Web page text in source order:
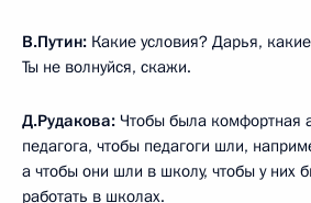
В.Путин: Какие условия? Дарья,
Ты не волнуйся, скажи.
Д.Рудакова: Чтобы была комфортная
педагога, чтобы педагоги шли,
а чтобы они шли в школу, чтобы у них
работать в школах.